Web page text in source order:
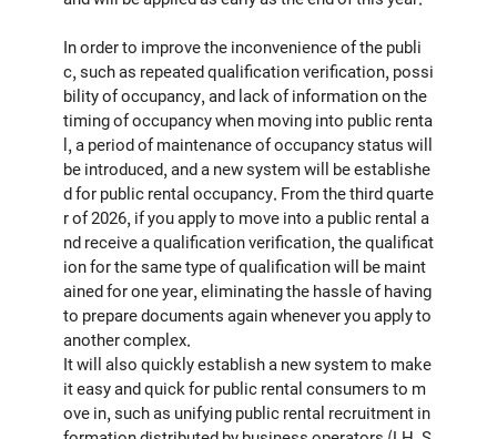
In order to improve the inconvenience of the publi
c, such as repeated qualification verification, possi
bility of occupancy, and lack of information on the
timing of occupancy when moving into public renta
l, a period of maintenance of occupancy status will
be introduced, and a new system will be establishe
d for public rental occupancy. From the third quarte
r of 2026, if you apply to move into a public rental a
nd receive a qualification verification, the qualificat
ion for the same type of qualification will be maint
ained for one year, eliminating the hassle of having
to prepare documents again whenever you apply to
another complex.
It will also quickly establish a new system to make
it easy and quick for public rental consumers to m
ove in, such as unifying public rental recruitment in